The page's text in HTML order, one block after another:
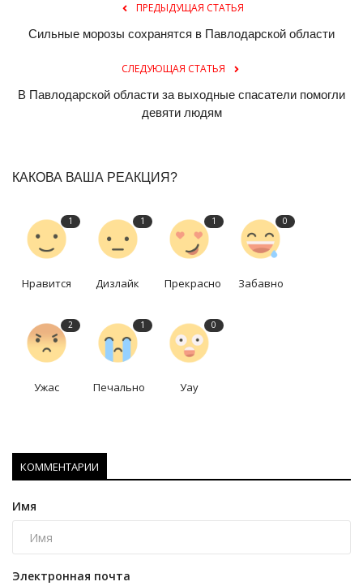
ПРЕДЫДУЩАЯ СТАТЬЯ
Сильные морозы сохранятся в Павлодарской области
СЛЕДУЮЩАЯ СТАТЬЯ
В Павлодарской области за выходные спасатели помогли
девяти людям
КАКОВА ВАША РЕАКЦИЯ?
1
Нравится
1
Дизлайк
1
Прекрасно
0
Забавно
2
Ужас
1
Печально
0
Уау
КОММЕНТАРИИ
Имя
Электронная почта